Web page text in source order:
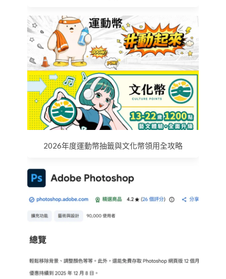
2026年度運動幣抽籤與文化幣領用全攻略